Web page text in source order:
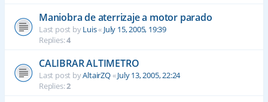
Maniobra de aterrizaje a motor parado
Last post byLuis« July 15, 2005, 19:39
Replies:4
CALIBRAR ALTIMETRO
Last post byAltairZQ«July 13, 2005, 22:24
Replies:2